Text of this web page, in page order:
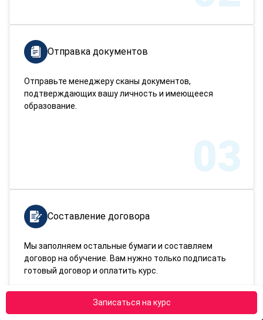
Записаться на курс
Отправка документов
Отправьте менеджеру сканы документов,
подтверждающих вашу личность и имеющееся
образование.
03
Составление договора
Мы заполняем остальные бумаги и составляем
договор на обучение. Вам нужно только подписать
готовый договор и оплатить курс.